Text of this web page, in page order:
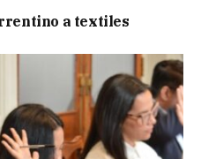
a textiles